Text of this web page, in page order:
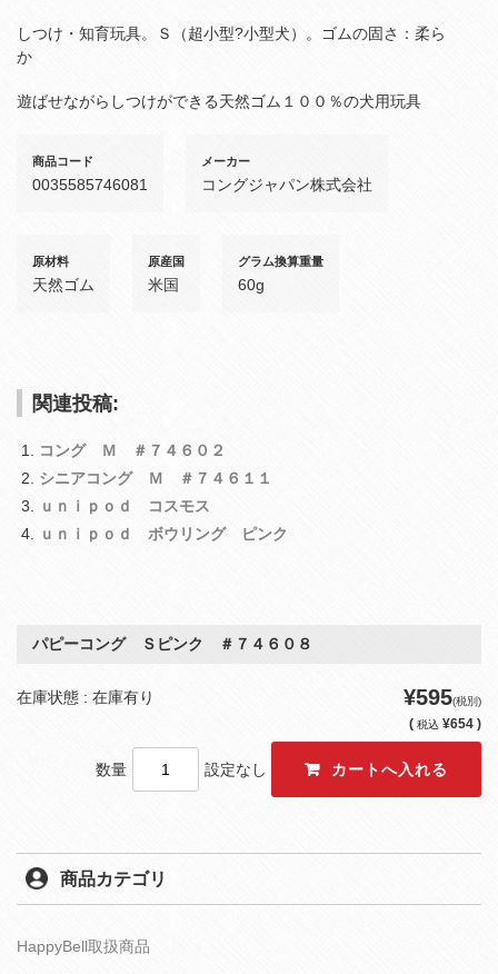
しつけ・知育玩具。Ｓ（超小型?小型犬）。ゴムの固さ：柔ら
か
遊ばせながらしつけができる天然ゴム１００％の犬用玩具
商品コード
0035585746081
メーカー
コングジャパン株式会社
原材料
天然ゴム
原産国
米国
グラム換算重量
60g
関連投稿:
コング Ｍ ＃７４６０２
シニアコング Ｍ ＃７４６１１
ｕｎｉｐｏｄ コスモス
ｕｎｉｐｏｄ ボウリング ピンク
パピーコング Ｓピンク ＃７４６０８
在庫状態 : 在庫有り ¥595(税別)
( 税込 ¥654 )
数量 設定なし
商品カテゴリ
HappyBell取扱商品